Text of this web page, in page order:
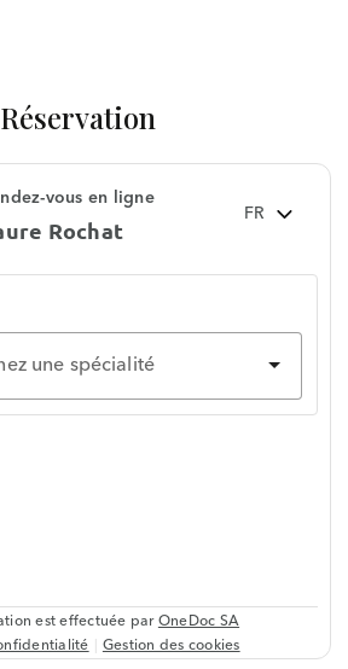
Réservation